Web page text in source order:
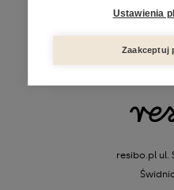
resibo.pl ul.
Ustawienia
Zaakceptuj